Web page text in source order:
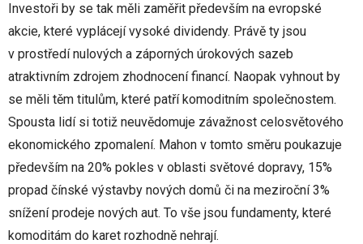
Investoři by se tak měli zaměřit především na evropské
akcie, které vyplácejí vysoké dividendy. Právě ty jsou
v prostředí nulových a záporných úrokových sazeb
atraktivním zdrojem zhodnocení financí. Naopak vyhnout by
se měli těm titulům, které patří komoditním společnostem.
Spousta lidí si totiž neuvědomuje závažnost celosvětového
ekonomického zpomalení. Mahon v tomto směru poukazuje
především na 20% pokles v oblasti světové dopravy, 15%
propad čínské výstavby nových domů či na meziroční 3%
snížení prodeje nových aut. To vše jsou fundamenty, které
komoditám do karet rozhodně nehrají.